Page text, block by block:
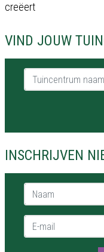
creëert
VIND JOUW
Tuincentrum naam
INSCHRIJVEN
Naam *
E-mail *